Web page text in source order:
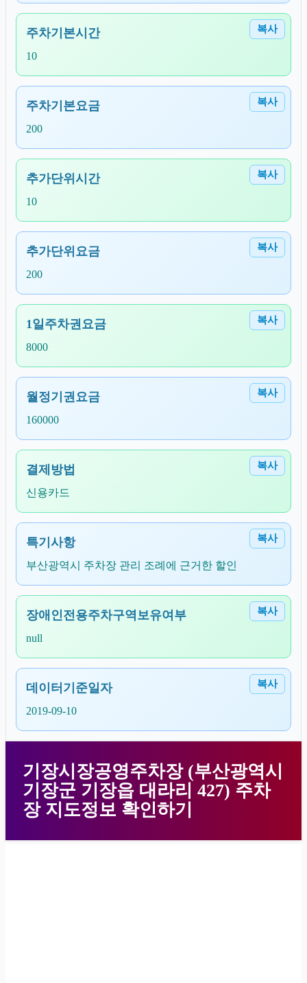
복사
주차기본시간
10
복사
주차기본요금
200
복사
추가단위시간
10
복사
추가단위요금
200
복사
1일주차권요금
8000
복사
월정기권요금
160000
복사
결제방법
신용카드
복사
특기사항
부산광역시 주차장 관리 조례에 근거한 할인
복사
장애인전용주차구역보유여부
null
복사
데이터기준일자
2019-09-10
기장시장공영주차장 (부산광역시
기장군 기장읍 대라리 427) 주차
장 지도정보 확인하기